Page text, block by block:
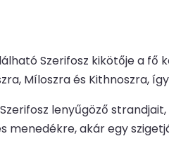
Szerifosz kikötője a fő
Míloszra és Kithnoszra,
lenyűgöző
menedékre, akár egy